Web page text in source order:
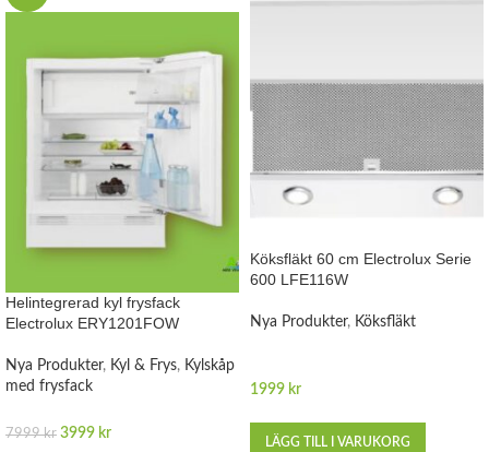
Helintegrerad kyl frysfack
Electrolux ERY1201FOW
Nya Produkter, Kyl & Frys, Kylskåp
med frysfack
7999kr 3999 kr
Köksfläkt 60 cm Electrolux Serie
600 LFE116W
Nya Produkter, Köksfläkt
1999 kr
LÄGG TILL I VARUKORG